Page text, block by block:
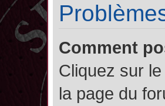
Comment
Cliquez sur
la page du